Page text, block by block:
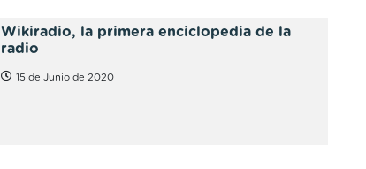
Wikiradio, la primera enciclopedia de la
radio
15 de Junio de 2020